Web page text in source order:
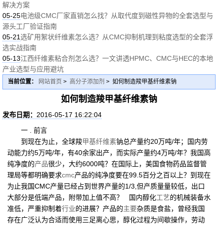
解决方案
05-25电池级CMC厂家直销怎么找？从取代度到磁性异物的全套选型与
源头工厂验证指南
05-21选矿用絮状纤维素怎么选？从CMC抑制机理到粘度选型的全套浮
选实战指南
05-13江西纤维素粘合剂怎么选？一文讲透HPMC、CMC与HEC的本地
产业选型与应用避坑
当前位置： 网站首页 > 高分子添加剂 > 如何制造羧甲基纤维素钠
如何制造羧甲基纤维素钠
发布日期： 2016-05-17 16:22:04
一 . 前言
到现在为止，全球羧甲基纤维素钠总产量约20万吨/年；国内劳
动能力约5万吨/年，有40余家出产，而实际产量约4万吨/年？我国高
纯净度的产品很少，大约6000吨？在国际上，美国食物药品监督管
理局等都明确要求cmc产品的纯净度要在99.5百分之百以上？到现在
为止我国CMC产量已经占到世界产量的1/3,但产质量量较低，出口
大部分是低端产品，附带加上值不高？ 国内醇化工艺的机械装备水
准低，严重抑制着行业的进展？产品的主要杂质是食盐，曾经我国
存在广泛认为合适而使用三足离心思，醇化过程为间歇操作，劳动